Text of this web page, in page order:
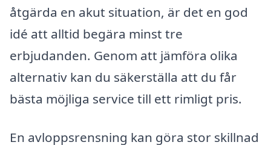
åtgärda en akut situation, är det en god
idé att alltid begära minst tre
erbjudanden. Genom att jämföra olika
alternativ kan du säkerställa att du får
bästa möjliga service till ett rimligt pris.
En avloppsrensning kan göra stor skillnad